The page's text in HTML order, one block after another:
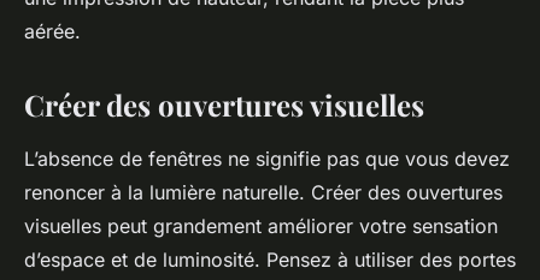
aérée.
Créer des ouvertures visuelles
L’absence de fenêtres ne signifie pas que vous devez
renoncer à la lumière naturelle. Créer des ouvertures
visuelles peut grandement améliorer votre sensation
d’espace et de luminosité. Pensez à utiliser des portes